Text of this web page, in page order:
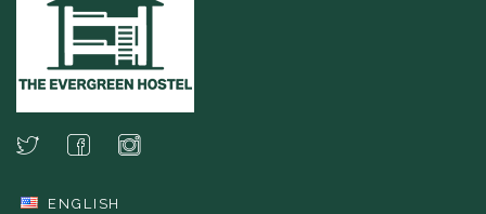
ENGLISH